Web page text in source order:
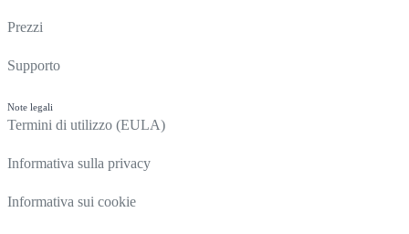
Prezzi
Supporto
Note legali
Termini di utilizzo (EULA)
Informativa sulla privacy
Informativa sui cookie